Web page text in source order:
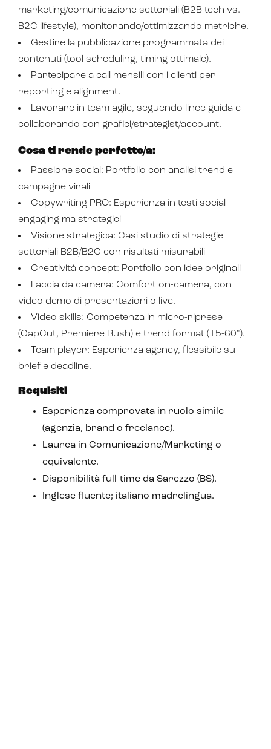
Intelligenza Artificiale e AR VR -
Metaverso
IoT (Internet of Things)
Blockchain
Intelligenza artificiale
Analisi predittiva
Chatbot e assistenti virtuali
Realtà Virtuale
Metaverso
marketing/comunicazione settoriali (B2B tech vs.
B2C lifestyle), monitorando/ottimizzando metriche.
Gestire la pubblicazione programmata dei
contenuti (tool scheduling, timing ottimale).
Partecipare a call mensili con i clienti per
reporting e alignment.
Lavorare in team agile, seguendo linee guida e
collaborando con grafici/strategist/account.
Cosa ti rende perfetto/a:
Passione social: Portfolio con analisi trend e
campagne virali
Copywriting PRO: Esperienza in testi social
engaging ma strategici
Visione strategica: Casi studio di strategie
settoriali B2B/B2C con risultati misurabili
Creatività concept: Portfolio con idee originali
Faccia da camera: Comfort on-camera, con
video demo di presentazioni o live.
Video skills: Competenza in micro-riprese
(CapCut, Premiere Rush) e trend format (15-60").
Team player: Esperienza agency, flessibile su
brief e deadline.
Requisiti
Esperienza comprovata in ruolo simile
(agenzia, brand o freelance).
Laurea in Comunicazione/Marketing o
equivalente.
Disponibilità full-time da Sarezzo (BS).
Inglese fluente; italiano madrelingua.